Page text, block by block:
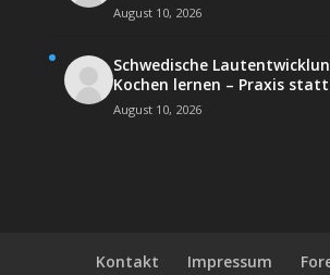
August 10, 2026
Schwedische
Kochen lernen – Praxis
August 10, 2026
Kontakt Impressum